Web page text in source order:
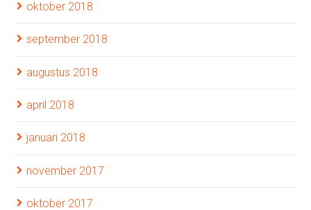
oktober 2018
september 2018
augustus 2018
april 2018
januari 2018
november 2017
oktober 2017